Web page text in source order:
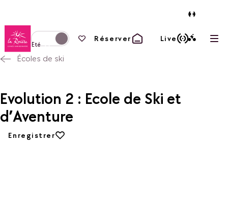
Retour à la page d'accueil
Basculer l'affichage en mode hiver
Eté
Vos favoris
Réserver Live
Écoles de ski
Evolution 2 : Ecole de Ski et
d’Aventure
Enregistrer
aux favoris